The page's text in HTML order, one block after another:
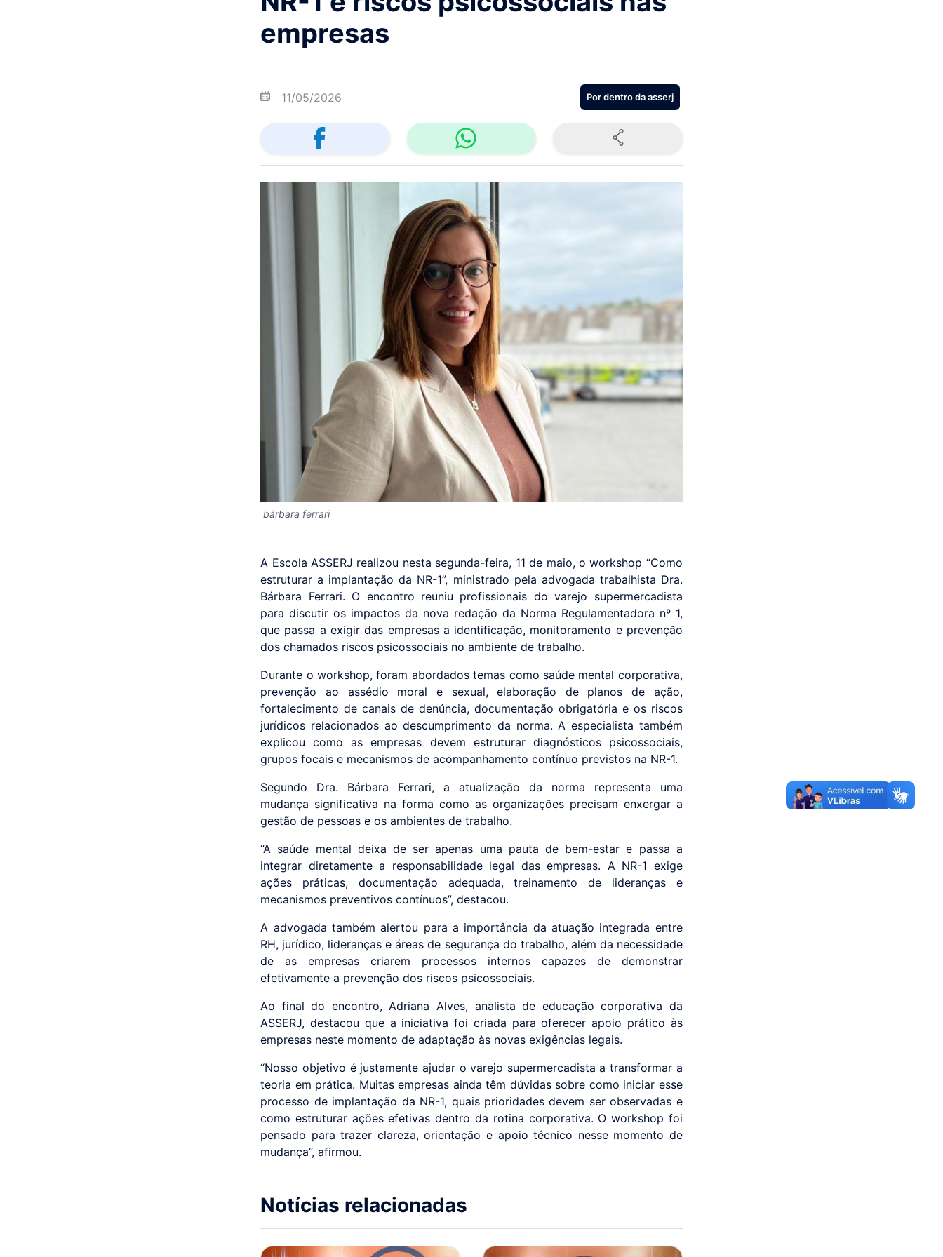
empresas
11/05/2026 Por dentro da asserj
bárbara ferrari
A Escola ASSERJ realizou nesta segunda-feira, 11 de maio, o workshop “Como
estruturar a implantação da NR-1”, ministrado pela advogada trabalhista Dra.
Bárbara Ferrari. O encontro reuniu profissionais do varejo supermercadista
para discutir os impactos da nova redação da Norma Regulamentadora nº 1,
que passa a exigir das empresas a identificação, monitoramento e prevenção
dos chamados riscos psicossociais no ambiente de trabalho.
Durante o workshop, foram abordados temas como saúde mental corporativa,
prevenção ao assédio moral e sexual, elaboração de planos de ação,
fortalecimento de canais de denúncia, documentação obrigatória e os riscos
jurídicos relacionados ao descumprimento da norma. A especialista também
explicou como as empresas devem estruturar diagnósticos psicossociais,
grupos focais e mecanismos de acompanhamento contínuo previstos na NR-1.
Segundo Dra. Bárbara Ferrari, a atualização da norma representa uma
mudança significativa na forma como as organizações precisam enxergar a
gestão de pessoas e os ambientes de trabalho.
“A saúde mental deixa de ser apenas uma pauta de bem-estar e passa a
integrar diretamente a responsabilidade legal das empresas. A NR-1 exige
ações práticas, documentação adequada, treinamento de lideranças e
mecanismos preventivos contínuos”, destacou.
A advogada também alertou para a importância da atuação integrada entre
RH, jurídico, lideranças e áreas de segurança do trabalho, além da necessidade
de as empresas criarem processos internos capazes de demonstrar
efetivamente a prevenção dos riscos psicossociais.
Ao final do encontro, Adriana Alves, analista de educação corporativa da
ASSERJ, destacou que a iniciativa foi criada para oferecer apoio prático às
empresas neste momento de adaptação às novas exigências legais.
“Nosso objetivo é justamente ajudar o varejo supermercadista a transformar a
teoria em prática. Muitas empresas ainda têm dúvidas sobre como iniciar esse
processo de implantação da NR-1, quais prioridades devem ser observadas e
como estruturar ações efetivas dentro da rotina corporativa. O workshop foi
pensado para trazer clareza, orientação e apoio técnico nesse momento de
mudança”, afirmou.
Notícias relacionadas